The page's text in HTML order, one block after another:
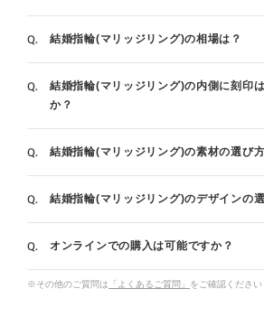
指輪の製作には概ね4週間程頂いており
とサイズによっては4週間～6週間程お
ございます。)結婚式を行なう場合、遅
３ヶ月前にはご準備されることをお勧め
め、ご相談くださいませ。
お急ぎ仕上げについて詳しく見る
結婚指輪(マリッジリング)の相場は？
一般的な平均相場額はペアで25万～30万
ります。指輪のデザインやダイヤの有無
ただきます。
婚約指輪・結婚指輪の値段、相場は？金額
結婚指輪(マリッジリング)の内側に刻印
か？
指輪の内側の刻印はご注文時に無料で承
ブロック体と筆記体のどちらかをお選
数は指輪のサイズ＋7文字です。(例：サ
合、14文字まで)※一部例外商品がござ
結婚指輪(マリッジリング)の素材の選び
ブライダルリングとして一番人気がある
す｡白く輝く美しさを特長に持つプラチ
高く、変質や変色の心配が少ないことか
るブライダルリングに相応しいとされ
結婚指輪(マリッジリング)のデザインの
一般的なデザインの選び方のポイントに
ます。
オンラインでの購入は可能ですか？
※その他のご質問は 「よくあるご質問」 をご確認ください